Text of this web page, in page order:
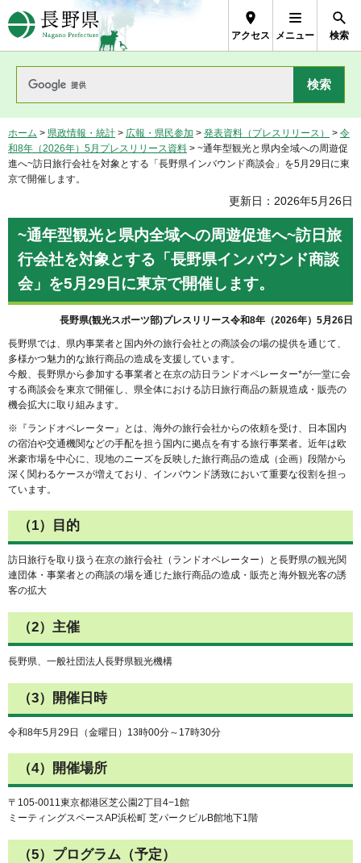
長野県Nagano Prefecture
アクセス メニュー 検索
ホーム > 県政情報・統計 > 広報・県民参加 > 発表資料（プレスリリース） > 令
和8年（2026年）5月プレスリリース資料 > ~通年型観光と県内全域への周遊促
進へ~訪日旅行会社を対象とする「長野県インバウンド商談会」を5月29日に東
京で開催します。
更新日：2026年5月26日
~通年型観光と県内全域への周遊促進へ~訪日旅
行会社を対象とする「長野県インバウンド商談
会」を5月29日に東京で開催します。
長野県(観光スポーツ部)プレスリリース令和8年（2026年）5月26日
長野県では、県内事業者と国内外の旅行会社との商談会の場の提供を通じて、
多様かつ魅力的な旅行商品の造成を支援しています。
今般、長野県から参加する事業者と在京の訪日ランドオペレーター*が一堂に会
する商談会を東京で開催し、県全体における訪日旅行商品の新規造成・販売の
機会拡大に取り組みます。
※『ランドオペレーター』とは、海外の旅行会社からの依頼を受け、日本国内
の宿泊や交通機関などの手配を担う国内に拠点を有する旅行事業者。近年は欧
米豪市場を中心に、現地のニーズを反映した旅行商品の造成（企画）段階から
深く関わるケースが増えており、インバウンド誘致において重要な役割を担っ
ています。
（1）目的
訪日旅行を取り扱う在京の旅行会社（ランドオペレーター）と長野県の観光関
連団体・事業者との商談の場を通じた旅行商品の造成・販売と海外観光客の誘
客の拡大
（2）主催
長野県、一般社団法人長野県観光機構
（3）開催日時
令和8年5月29日（金曜日）13時00分～17時30分
（4）開催場所
〒105-0011東京都港区芝公園2丁目4−1館
ミーティングスペースAP浜松町 芝パークビルB館地下1階
（5）プログラム（予定）